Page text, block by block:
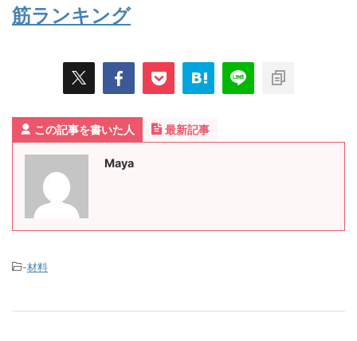
筋ランキング
この記事を書いた人 最新記事
Maya
-材料